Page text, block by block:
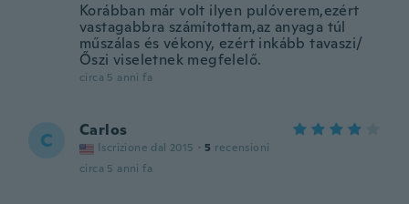
Korábban már volt ilyen pulóverem,ezért
vastagabbra számítottam,az anyaga túl
műszálas és vékony, ezért inkább tavaszi/
Őszi viseletnek megfelelő.
circa 5 anni fa
C Carlos
Iscrizione dal 2015 · 5 recensioni
circa 5 anni fa